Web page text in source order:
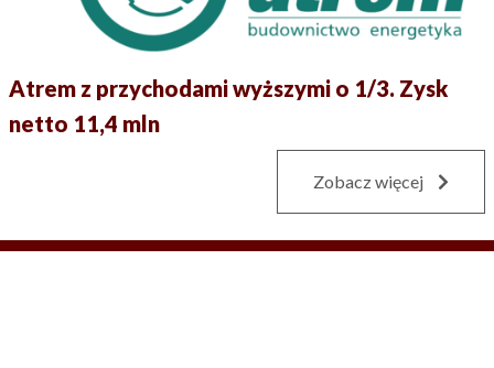
Atrem z przychodami wyższymi o 1/3. Zysk
netto 11,4 mln
Zobacz więcej